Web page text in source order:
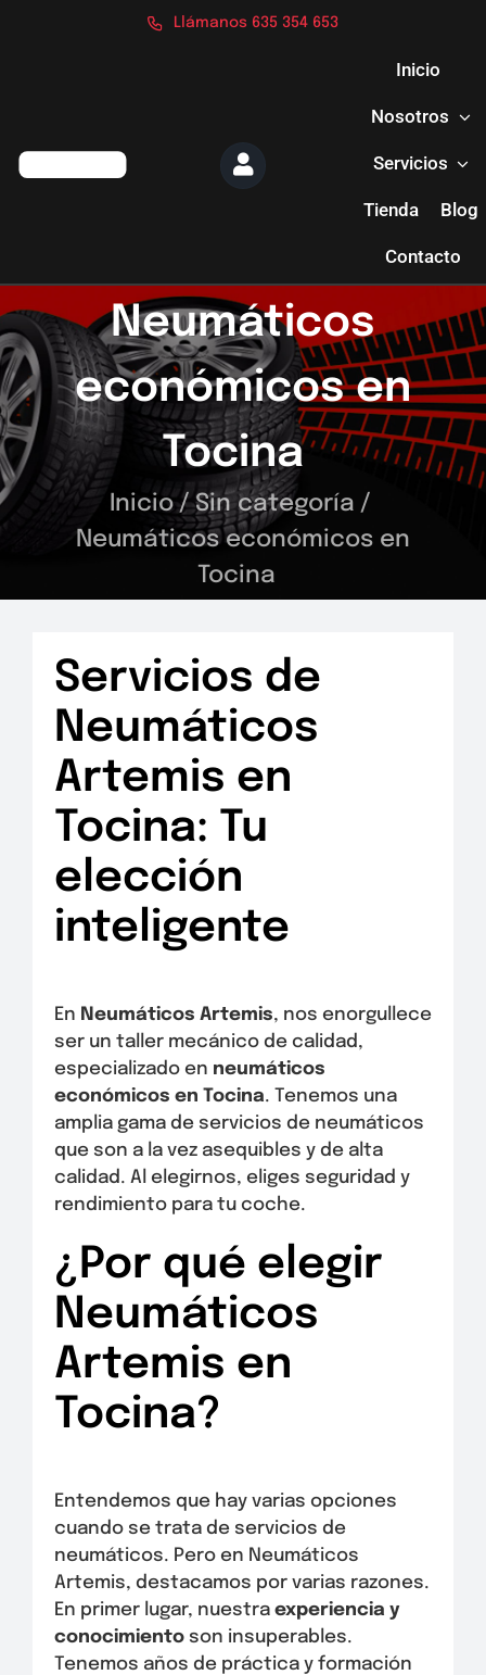
Llámanos 635 354 653
Inicio
Nosotros
Servicios
Tienda Blog
Contacto
Neumáticos
económicos en
Tocina
Inicio / Sin categoría /
Neumáticos económicos en
Tocina
Servicios de
Neumáticos
Artemis en
Tocina: Tu
elección
inteligente
En Neumáticos Artemis, nos enorgullece
ser un taller mecánico de calidad,
especializado en neumáticos
económicos en Tocina. Tenemos una
amplia gama de servicios de neumáticos
que son a la vez asequibles y de alta
calidad. Al elegirnos, eliges seguridad y
rendimiento para tu coche.
¿Por qué elegir
Neumáticos
Artemis en
Tocina?
Entendemos que hay varias opciones
cuando se trata de servicios de
neumáticos. Pero en Neumáticos
Artemis, destacamos por varias razones.
En primer lugar, nuestra experiencia y
conocimiento son insuperables.
Tenemos años de práctica y formación